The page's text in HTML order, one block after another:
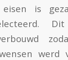
is
werd